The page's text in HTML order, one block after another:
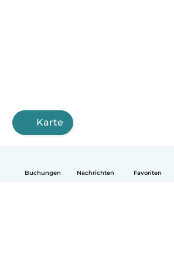
Buchungen Nachrichten Favoriten
Karte